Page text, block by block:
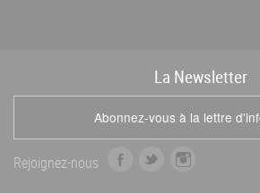
La Newsletter
Abonnez-vous à la lettre
Rejoignez-nous